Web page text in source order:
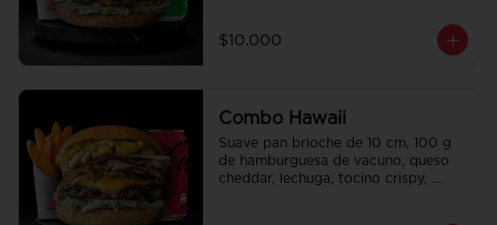
condimentadas, salsa de la casa de
regalo a elección y una bebida de
$10.000
Combo Hawaii
Suave pan brioche de 10 cm, 100 g
de hamburguesa de vacuno, queso
cheddar, lechuga, tocino crispy,